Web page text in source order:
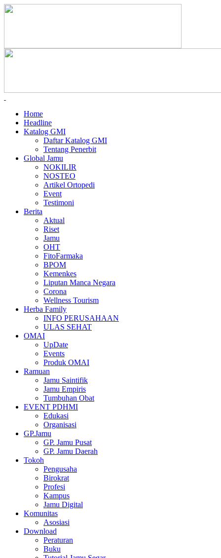
Home
Headline
Katalog GMI
Daftar Katalog GMI
Tentang Penerbit
Global Jamu
NOKILIR
NOSTEO
Artikel Ortopedi
Event
Testimoni
Berita
Aktual
Riset
Jamu
OHT
FitoFarmaka
BPOM
Kemenkes
Liputan Manca Negara
Corona
Wellness Tourism
Herba Family
INFO PERUSAHAAN
ULAS SEHAT
OMAI
UpDate
Events
Produk OMAI
Ramuan
Jamu Saintifik
Jamu Empiris
Tumbuhan Obat
EVENT PDHMI
Edukasi
Organisasi
GP.Jamu
GP. Jamu Pusat
GP. Jamu Daerah
Tokoh
Pengusaha
Birokrat
Profesi
Kampus
Jamu Digital
Komunitas
Asosiasi
Download
Peraturan
Buku